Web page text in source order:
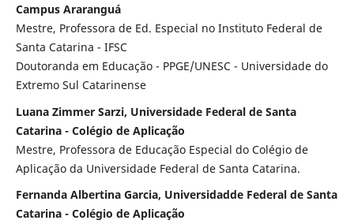
Campus Araranguá
Mestre, Professora de Ed. Especial no Instituto Federal de
Santa Catarina - IFSC
Doutoranda em Educação - PPGE/UNESC - Universidade do
Extremo Sul Catarinense
Luana Zimmer Sarzi, Universidade Federal de Santa
Catarina - Colégio de Aplicação
Mestre, Professora de Educação Especial do Colégio de
Aplicação da Universidade Federal de Santa Catarina.
Fernanda Albertina Garcia, Universidadde Federal de Santa
Catarina - Colégio de Aplicação